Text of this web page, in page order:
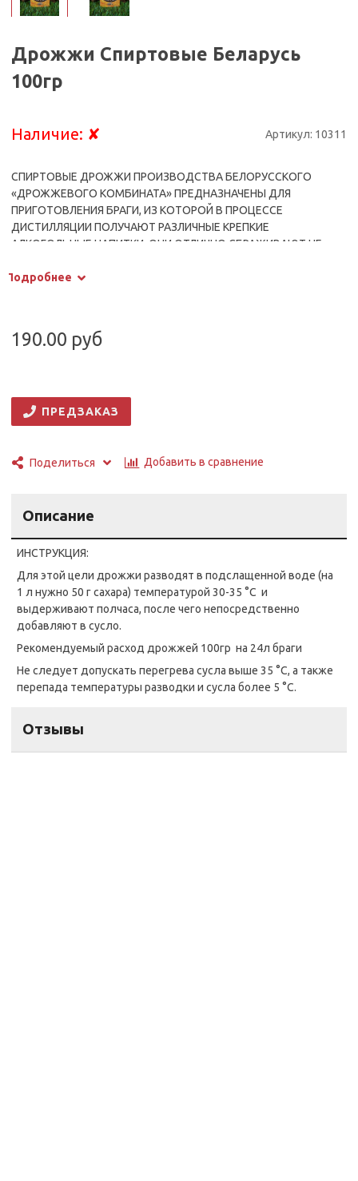
Дрожжи Спиртовые Беларусь
100гр
Наличие: ✘ Артикул: 10311
СПИРТОВЫЕ ДРОЖЖИ ПРОИЗВОДСТВА БЕЛОРУССКОГО
«ДРОЖЖЕВОГО КОМБИНАТА» ПРЕДНАЗНАЧЕНЫ ДЛЯ
ПРИГОТОВЛЕНИЯ БРАГИ, ИЗ КОТОРОЙ В ПРОЦЕССЕ
ДИСТИЛЛЯЦИИ ПОЛУЧАЮТ РАЗЛИЧНЫЕ КРЕПКИЕ
АЛКОГОЛЬНЫЕ НАПИТКИ. ОНИ ОТЛИЧНО СБРАЖИВАЮТ НЕ
СЫРЬЕ. ЭТИ ДРОЖЖИ ОТЛИЧАЮТСЯ ВЫСОКОЙ
ОСОБЕННОСТЬЮ БЕЛОРУССКИХ ДРОЖЖЕЙ ЯВЛЯЕТСЯ
НИЗКОЕ ПЕНООБРАЗОВАНИЕ В ПРОЦЕССЕ СБРАЖИВАНИЯ
ЭФФЕКТИВНОСТИ БРОЖЕНИЯ.
Подробнее
190.00 руб
ПРЕДЗАКАЗ
Поделиться Добавить в сравнение
Описание
ИНСТРУКЦИЯ:
Для этой цели дрожжи разводят в подслащенной воде (на
1 л нужно 50 г сахара) температурой 30-35 °С и
выдерживают полчаса, после чего непосредственно
добавляют в сусло.
Рекомендуемый расход дрожжей 100гр на 24л браги
Не следует допускать перегрева сусла выше 35 °С, а также
перепада температуры разводки и сусла более 5 °С.
Отзывы